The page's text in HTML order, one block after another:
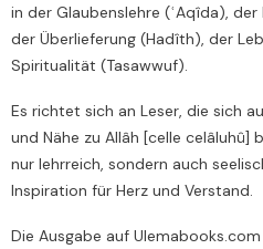
in der Glaubenslehre (ʿAqîda),
der Überlieferung (Hadîth), der
Spiritualität (Tasawwuf).
Es richtet sich an Leser, die sich
und Nähe zu Allâh [celle celâluhû]
nur lehrreich, sondern auch
Inspiration für Herz und Verstand.
Die Ausgabe auf